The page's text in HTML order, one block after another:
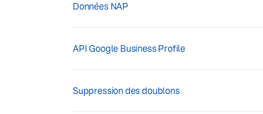
Données NAP
API Google Business Profile
Suppression des doublons